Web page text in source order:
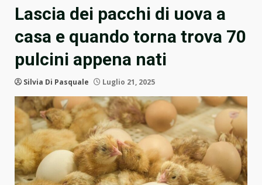
Lascia dei pacchi di uova a
casa e quando torna trova 70
pulcini appena nati
Silvia Di Pasquale Luglio 21, 2025